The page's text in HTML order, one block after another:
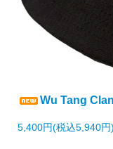
Wu Tang
5,400円(税込5,940円)